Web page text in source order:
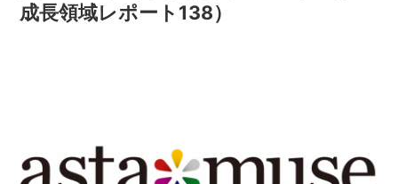
成長領域レポート138）